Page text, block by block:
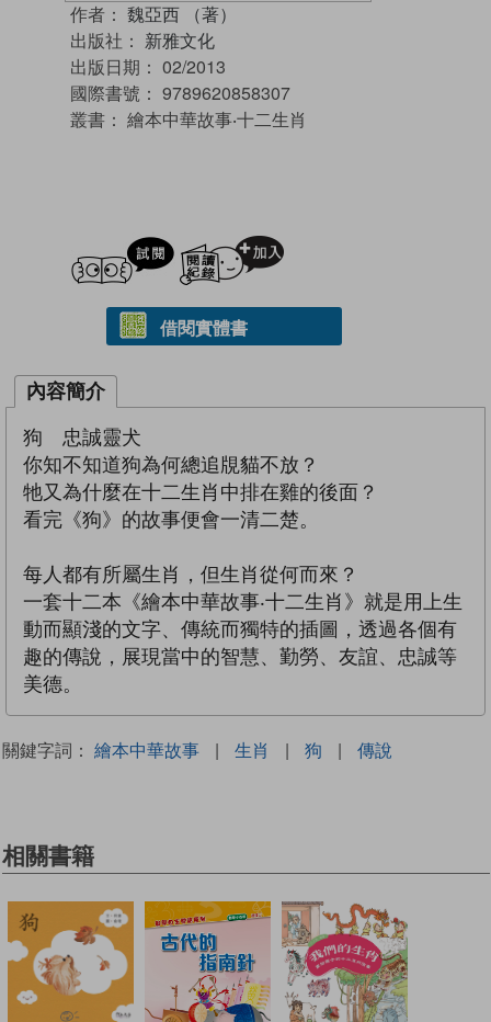
作者： 魏亞西 （著）
出版社： 新雅文化
出版日期： 02/2013
國際書號： 9789620858307
叢書： 繪本中華故事‧十二生肖
試閲
借閱實體書
內容簡介
狗 忠誠靈犬
你知不知道狗為何總追覑貓不放？
牠又為什麼在十二生肖中排在雞的後面？
看完《狗》的故事便會一清二楚。
每人都有所屬生肖，但生肖從何而來？
一套十二本《繪本中華故事‧十二生肖》就是用上生
動而顯淺的文字、傳統而獨特的插圖，透過各個有
趣的傳說，展現當中的智慧、勤勞、友誼、忠誠等
美德。
關鍵字詞： 繪本中華故事 | 生肖 | 狗 | 傳說
相關書籍